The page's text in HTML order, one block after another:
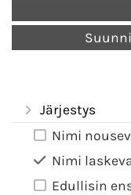
Järjestys
Nimi
Nimi
Edullisin